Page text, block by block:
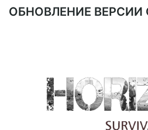
Настроил тонко остальные
ОБНОВЛЕНИЕ ВЕРСИИ